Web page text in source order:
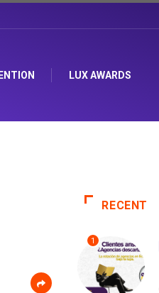
LUX AWARDS
RECENT
1